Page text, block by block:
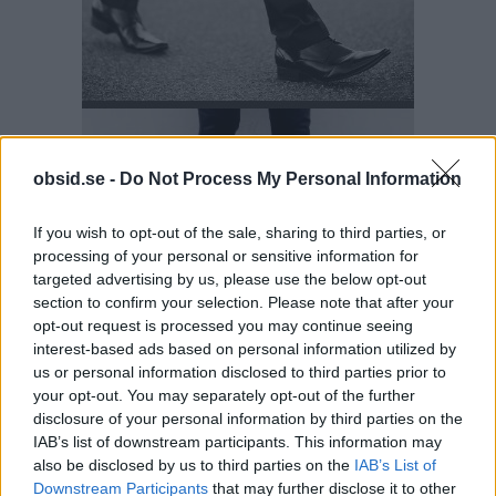
obsid.se - Do Not Process My Personal Information
If you wish to opt-out of the sale, sharing to third parties, or
processing of your personal or sensitive information for
targeted advertising by us, please use the below opt-out
section to confirm your selection. Please note that after your
opt-out request is processed you may continue seeing
interest-based ads based on personal information utilized by
us or personal information disclosed to third parties prior to
your opt-out. You may separately opt-out of the further
disclosure of your personal information by third parties on the
IAB’s list of downstream participants. This information may
also be disclosed by us to third parties on the IAB’s List of
Downstream Participants that may further disclose it to other